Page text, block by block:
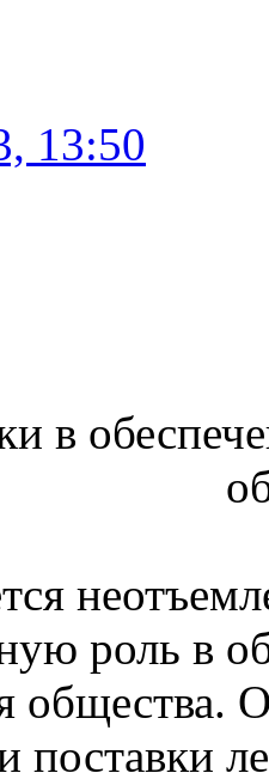
13:50
роль в
общества.
поставки